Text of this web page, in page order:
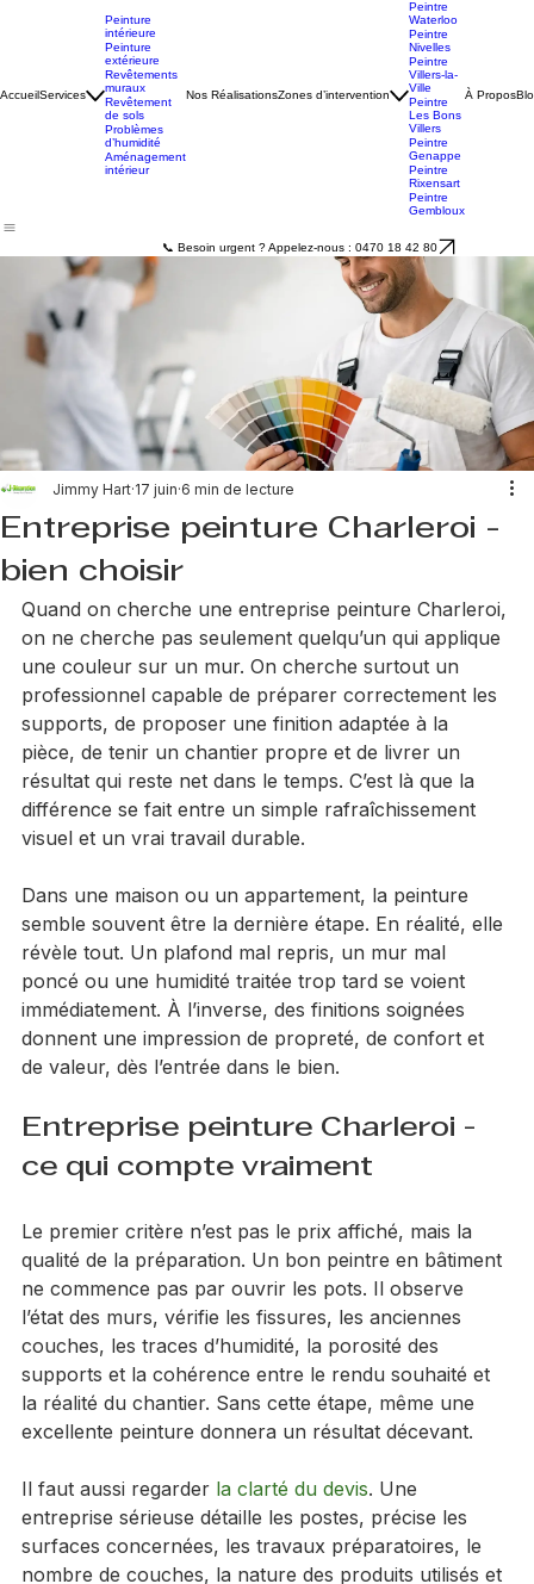
Peinture
intérieure
Peinture
extérieure
Revêtements
muraux
Revêtement
de sols
Problèmes
d’humidité
Peintre
Charleroi
Peintre
Waterloo
Peintre
Nivelles
Peintre
Villers-la-
Ville
Peintre
Les Bons
Villers
Peintre
Genappe
Peintre
Rixensart
Gembloux
📞 Besoin urgent ? Appelez-nous : 0470 18 42 80
Entreprise peinture Charleroi -
bien choisir
Jimmy Hart 17 juin 6 min de lecture
Quand on cherche une entreprise peinture Charleroi,
on ne cherche pas seulement quelqu’un qui applique
une couleur sur un mur. On cherche surtout un
professionnel capable de préparer correctement les
supports, de proposer une finition adaptée à la
pièce, de tenir un chantier propre et de livrer un
résultat qui reste net dans le temps. C’est là que la
différence se fait entre un simple rafraîchissement
Dans une maison ou un appartement, la peinture
semble souvent être la dernière étape. En réalité, elle
révèle tout. Un plafond mal repris, un mur mal
poncé ou une humidité traitée trop tard se voient
immédiatement. À l’inverse, des finitions soignées
donnent une impression de propreté, de confort et
Entreprise peinture Charleroi -
Le premier critère n’est pas le prix affiché, mais la
qualité de la préparation. Un bon peintre en bâtiment
ne commence pas par ouvrir les pots. Il observe
l’état des murs, vérifie les fissures, les anciennes
couches, les traces d’humidité, la porosité des
supports et la cohérence entre le rendu souhaité et
la réalité du chantier. Sans cette étape, même une
Il faut aussi regarder la clarté du devis . Une
entreprise sérieuse détaille les postes, précise les
surfaces concernées, les travaux préparatoires, le